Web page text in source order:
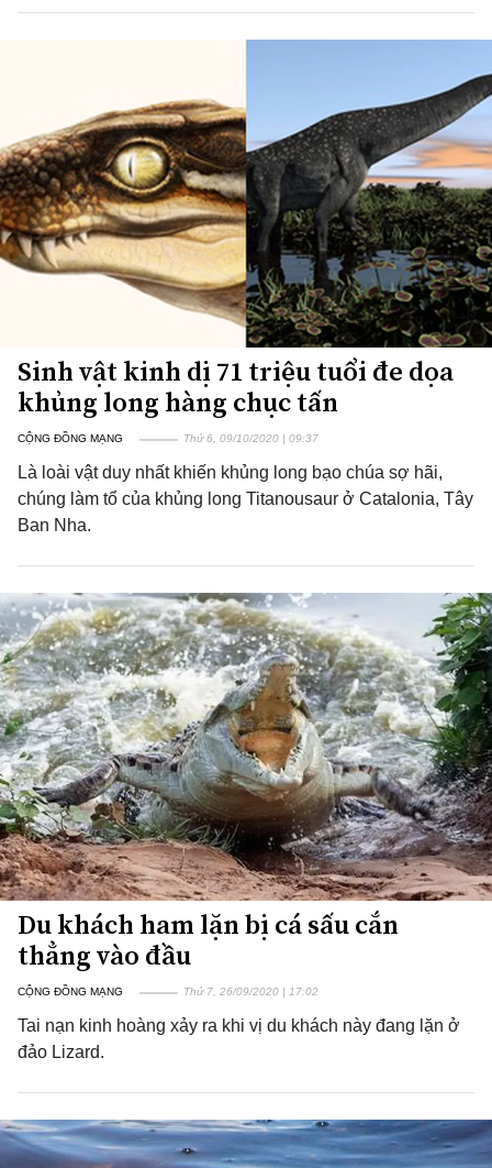
Sinh vật kinh dị 71 triệu tuổi đe dọa
khủng long hàng chục tấn
CỘNG ĐỒNG MẠNG Thứ 6, 09/10/2020 | 09:37
Là loài vật duy nhất khiến khủng long bạo chúa sợ hãi,
chúng làm tổ của khủng long Titanousaur ở Catalonia, Tây
Ban Nha.
Du khách ham lặn bị cá sấu cắn
thẳng vào đầu
CỘNG ĐỒNG MẠNG Thứ 7, 26/09/2020 | 17:02
Tai nạn kinh hoàng xảy ra khi vị du khách này đang lặn ở
đảo Lizard.